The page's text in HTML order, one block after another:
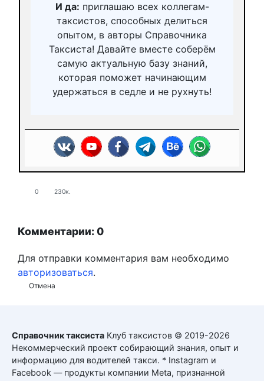
И да: приглашаю всех коллегам-
таксистов, способных делиться
опытом, в авторы Справочника
Таксиста! Давайте вместе соберём
самую актуальную базу знаний,
которая поможет начинающим
удержаться в седле и не рухнуть!
0 230к.
Комментарии: 0
Отмена
Для отправки комментария вам необходимо
авторизоваться.
Справочник таксиста Клуб таксистов © 2019-2026
Некоммерческий проект собирающий знания, опыт и
информацию для водителей такси. * Instagram и
Facebook — продукты компании Meta, признанной